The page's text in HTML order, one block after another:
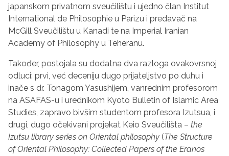
japanskom privatnom sveučilištu i ujedno član Institut
International de Philosophie u Parizu i predavač na
McGill Sveučilištu u Kanadi te na Imperial Iranian
Academy of Philosophy u Teheranu.
Također, postojala su dodatna dva razloga ovakovrsnoj
odluci: prvi, već deceniju dugo prijateljstvo po duhu i
inače s dr. Tonagom Yasushijem, vanrednim profesorom
na ASAFAS-u i urednikom Kyoto Bulletin of Islamic Area
Studies, zapravo bivšim studentom profesora Izutsua, i
drugi, dugo očekivani projekat Keio Sveučilišta – the
Izutsu library series on Oriental philosophy (The Structure
of Oriental Philosophy: Collected Papers of the Eranos